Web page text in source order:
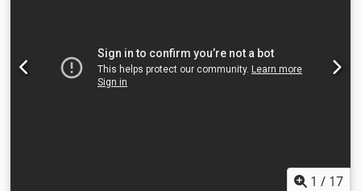
cylinders, blanket cylinders • Electronic sheet feeding
control • Nonstop delivery • Control panel in delivery •
JobCard Reader • Carton device • In production • Located:
1 / 17